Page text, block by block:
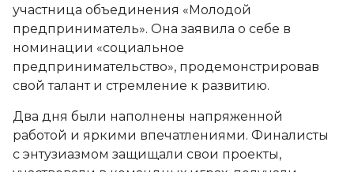
участница объединения «Молодой
предприниматель». Она заявила о себе в
номинации «социальное
предпринимательство», продемонстрировав
свой талант и стремление к развитию.
️Два дня были наполнены напряженной
работой и яркими впечатлениями. Финалисты
с энтузиазмом защищали свои проекты,